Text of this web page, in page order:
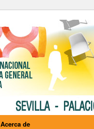
Acerca de